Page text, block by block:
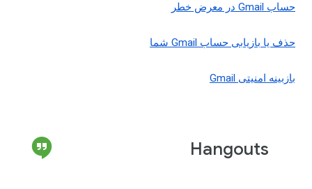
حساب Gmail در معرض خطر
حذف یا بازیابی حساب Gmail شما
بازبینه امنیتی Gmail
Hangouts